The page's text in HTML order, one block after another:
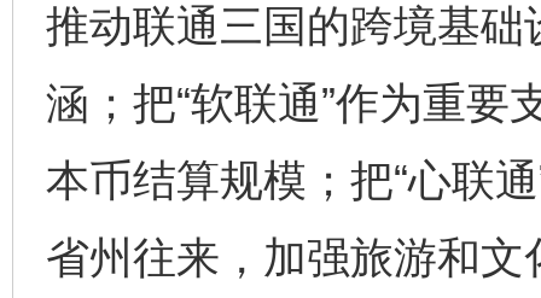
推动联通三国的跨境基
涵；把“软联通”作为重要
本币结算规模；把“心联
省州往来，加强旅游和